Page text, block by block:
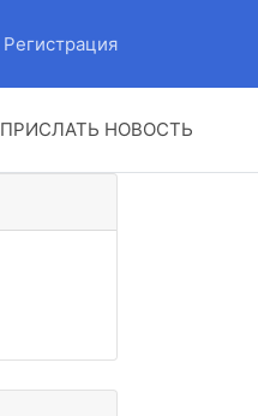
Регистрация
ПРИСЛАТЬ НОВОСТЬ